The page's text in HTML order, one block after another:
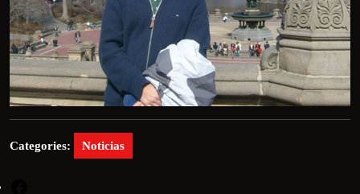
Categories: Noticias